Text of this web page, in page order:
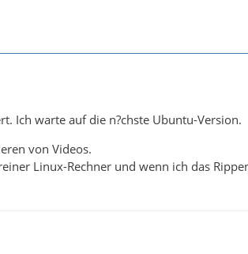
Ich warte auf die n?chste Ubuntu-Version.
von Videos.
Linux-Rechner und wenn ich das